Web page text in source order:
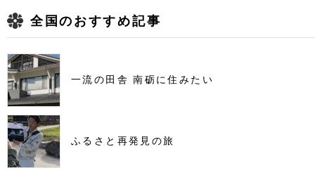
全国のおすすめ記事
一流の田舎 南砺に住みたい
ふるさと再発見の旅